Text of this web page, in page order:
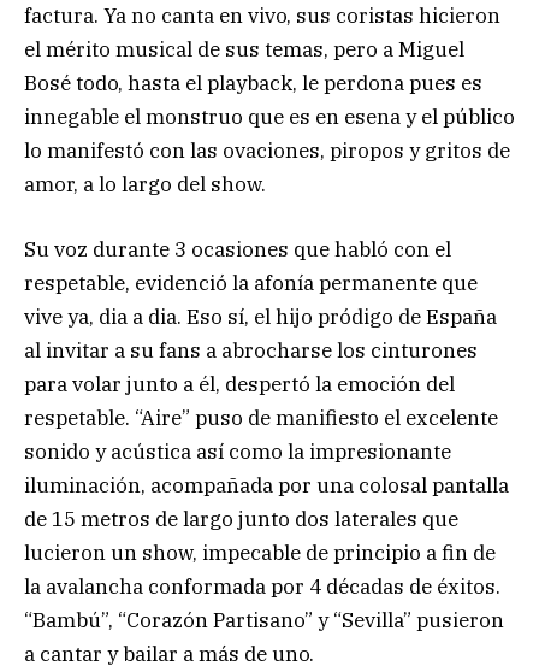
factura. Ya no canta en vivo, sus coristas hicieron
el mérito musical de sus temas, pero a Miguel
Bosé todo, hasta el playback, le perdona pues es
innegable el monstruo que es en esena y el público
lo manifestó con las ovaciones, piropos y gritos de
amor, a lo largo del show.
Su voz durante 3 ocasiones que habló con el
respetable, evidenció la afonía permanente que
vive ya, dia a dia. Eso sí, el hijo pródigo de España
al invitar a su fans a abrocharse los cinturones
para volar junto a él, despertó la emoción del
respetable. “Aire” puso de manifiesto el excelente
sonido y acústica así como la impresionante
iluminación, acompañada por una colosal pantalla
de 15 metros de largo junto dos laterales que
lucieron un show, impecable de principio a fin de
la avalancha conformada por 4 décadas de éxitos.
“Bambú”, “Corazón Partisano” y “Sevilla” pusieron
a cantar y bailar a más de uno.